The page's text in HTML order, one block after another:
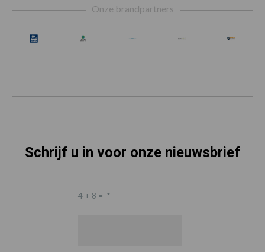
Onze brandpartners
Schrijf u in voor onze nieuwsbrief
4 + 8 = *